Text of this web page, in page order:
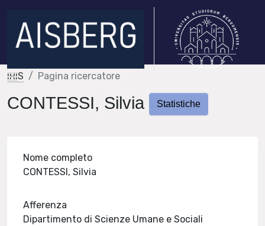
IRIS Pagina ricercatore
CONTESSI, Silvia Statistiche
Nome completo
CONTESSI, Silvia
Afferenza
Dipartimento di Scienze Umane e Sociali